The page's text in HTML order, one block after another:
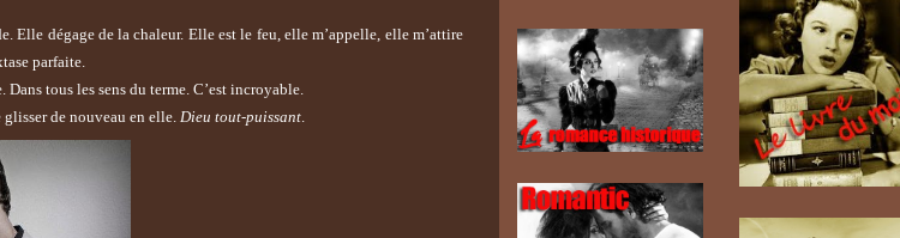
Elle dégage de la chaleur. Elle est le feu, elle m’appelle, elle m’attire
parfaite.
tous les sens du terme. C’est incroyable.
de nouveau en elle. Dieu tout-puissant.